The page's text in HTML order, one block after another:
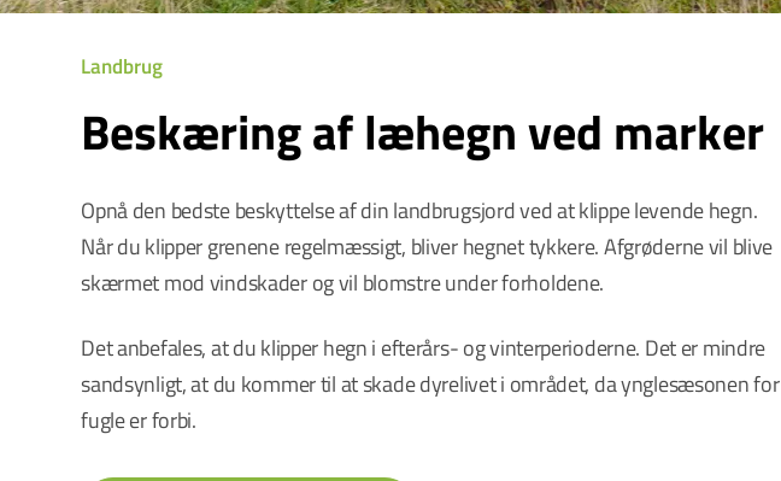
Landbrug
Beskæring af læhegn ved marker
Opnå den bedste beskyttelse af din landbrugsjord ved at klippe levende hegn.
Når du klipper grenene regelmæssigt, bliver hegnet tykkere. Afgrøderne vil blive
skærmet mod vindskader og vil blomstre under forholdene.
Det anbefales, at du klipper hegn i efterårs- og vinterperioderne. Det er mindre
sandsynligt, at du kommer til at skade dyrelivet i området, da ynglesæsonen for
fugle er forbi.